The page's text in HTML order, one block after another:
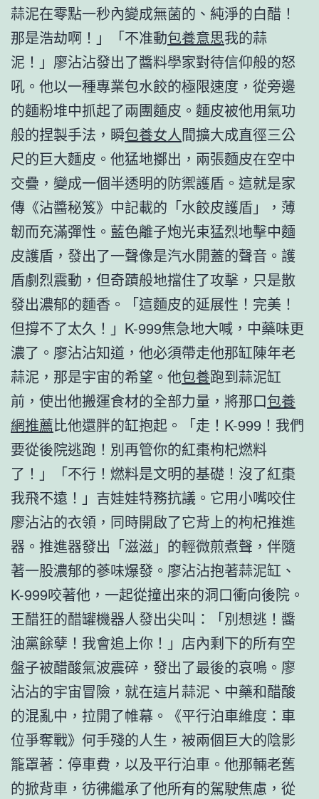
蒜泥在零點一秒內變成無菌的、純淨的白醋！
那是浩劫啊！」「不准動包養意思我的蒜
泥！」廖沾沾發出了醬料學家對待信仰般的怒
吼。他以一種專業包水餃的極限速度，從旁邊
的麵粉堆中抓起了兩團麵皮。麵皮被他用氣功
般的捏製手法，瞬包養女人間擴大成直徑三公
尺的巨大麵皮。他猛地擲出，兩張麵皮在空中
交疊，變成一個半透明的防禦護盾。這就是家
傳《沾醬秘笈》中記載的「水餃皮護盾」，薄
韌而充滿彈性。藍色離子炮光束猛烈地擊中麵
皮護盾，發出了一聲像是汽水開蓋的聲音。護
盾劇烈震動，但奇蹟般地擋住了攻擊，只是散
發出濃郁的麵香。「這麵皮的延展性！完美！
但撐不了太久！」K-999焦急地大喊，中藥味更
濃了。廖沾沾知道，他必須帶走他那缸陳年老
蒜泥，那是宇宙的希望。他包養跑到蒜泥缸
前，使出他搬運食材的全部力量，將那口包養
網推薦比他還胖的缸抱起。「走！K-999！我們
要從後院逃跑！別再管你的紅棗枸杞燃料
了！」「不行！燃料是文明的基礎！沒了紅棗
我飛不遠！」吉娃娃特務抗議。它用小嘴咬住
廖沾沾的衣領，同時開啟了它背上的枸杞推進
器。推進器發出「滋滋」的輕微煎煮聲，伴隨
著一股濃郁的蔘味爆發。廖沾沾抱著蒜泥缸、
K-999咬著他，一起從撞出來的洞口衝向後院。
王醋狂的醋罐機器人發出尖叫：「別想逃！醬
油黨餘孽！我會追上你！」店內剩下的所有空
盤子被醋酸氣波震碎，發出了最後的哀鳴。廖
沾沾的宇宙冒險，就在這片蒜泥、中藥和醋酸
的混亂中，拉開了帷幕。《平行泊車維度：車
位爭奪戰》何手殘的人生，被兩個巨大的陰影
籠罩著：停車費，以及平行泊車。他那輛老舊
的掀背車，彷彿繼承了他所有的駕駛焦慮，從